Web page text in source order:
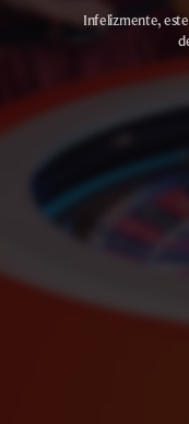
Infelizmente,